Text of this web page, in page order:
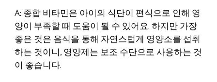
A: 종합 비타민은 아이의 식단이 편식으로 인해 영
양이 부족할 때 도움이 될 수 있어요. 하지만 가장
좋은 것은 음식을 통해 자연스럽게 영양소를 섭취
하는 것이니, 영양제는 보조 수단으로 사용하는 것
이 좋습니다.